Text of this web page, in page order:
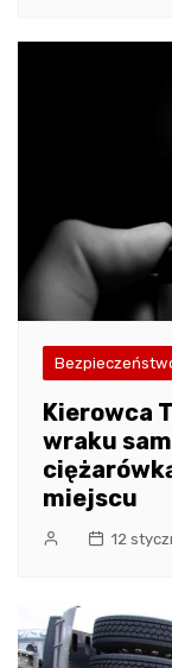
Kierowca
wraku
miejscu
12